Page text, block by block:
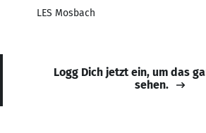
LES Mosbach
Logg Dich jetzt ein, um das
sehen.